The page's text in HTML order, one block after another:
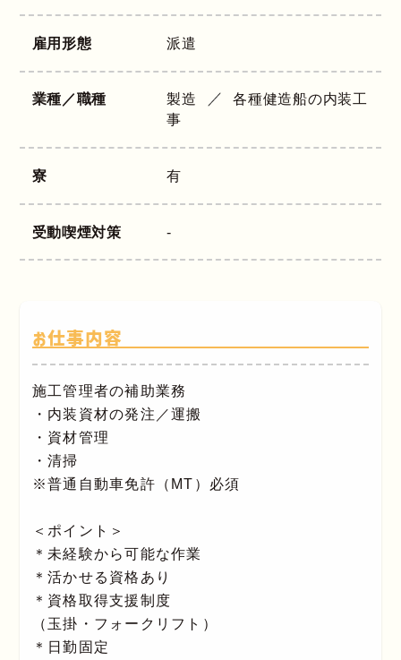
雇用形態 派遣
業種／職種 製造
各種健造船の内装工
事
寮 有
受動喫煙対策 -
お仕事内容
施工管理者の補助業務
・内装資材の発注／運搬
・資材管理
・清掃
※普通自動車免許（MT）必須
＜ポイント＞
＊未経験から可能な作業
＊活かせる資格あり
＊資格取得支援制度
（玉掛・フォークリフト）
＊日勤固定